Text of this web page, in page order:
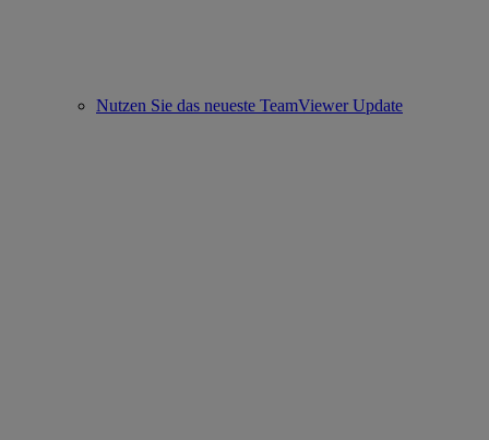
Nutzen Sie das neueste TeamViewer Update